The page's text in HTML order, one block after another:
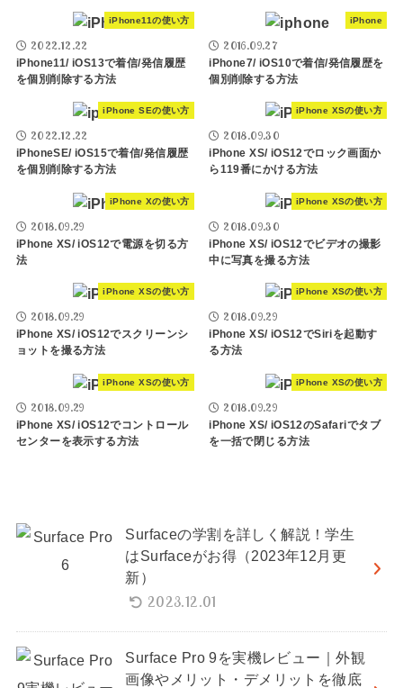
iPhone11の使い方
2022.12.22
iPhone11/ iOS13で着信/発信履歴
を個別削除する方法
iPhone
2016.09.27
iPhone7/ iOS10で着信/発信履歴を
個別削除する方法
iPhone SEの使い方
2022.12.22
iPhoneSE/ iOS15で着信/発信履歴
を個別削除する方法
iPhone XSの使い方
2018.09.30
iPhone XS/ iOS12でロック画面か
ら119番にかける方法
iPhone Xの使い方
2018.09.29
iPhone XS/ iOS12で電源を切る方
法
iPhone XSの使い方
2018.09.30
iPhone XS/ iOS12でビデオの撮影
中に写真を撮る方法
iPhone XSの使い方
2018.09.29
iPhone XS/ iOS12でスクリーンシ
ョットを撮る方法
iPhone XSの使い方
2018.09.29
iPhone XS/ iOS12でSiriを起動す
る方法
iPhone XSの使い方
2018.09.29
iPhone XS/ iOS12でコントロール
センターを表示する方法
iPhone XSの使い方
2018.09.29
iPhone XS/ iOS12のSafariでタブ
を一括で閉じる方法
Surfaceの学割を詳しく解説！学生
はSurfaceがお得（2023年12月更
新）
2023.12.01
Surface Pro 9を実機レビュー｜外観
画像やメリット・デメリットを徹底